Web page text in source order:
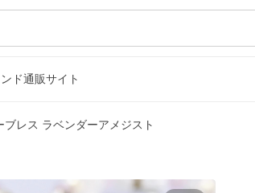
ド通販サイト
ブレス ラベンダーアメジスト